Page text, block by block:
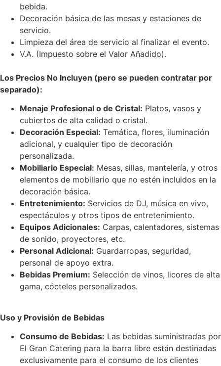
bebida.
Decoración básica de las mesas y estaciones de
servicio.
Limpieza del área de servicio al finalizar el evento.
V.A. (Impuesto sobre el Valor Añadido).
Los Precios No Incluyen (pero se pueden contratar por
separado):
Menaje Profesional o de Cristal: Platos, vasos y
cubiertos de alta calidad o cristal.
Decoración Especial: Temática, flores, iluminación
adicional, y cualquier tipo de decoración
personalizada.
Mobiliario Especial: Mesas, sillas, mantelería, y otros
elementos de mobiliario que no estén incluidos en la
decoración básica.
Entretenimiento: Servicios de DJ, música en vivo,
espectáculos y otros tipos de entretenimiento.
Equipos Adicionales: Carpas, calentadores, sistemas
de sonido, proyectores, etc.
Personal Adicional: Guardarropas, seguridad,
personal de apoyo extra.
Bebidas Premium: Selección de vinos, licores de alta
gama, cócteles personalizados.
Uso y Provisión de Bebidas
Consumo de Bebidas: Las bebidas suministradas por
El Gran Catering para la barra libre están destinadas
exclusivamente para el consumo de los clientes